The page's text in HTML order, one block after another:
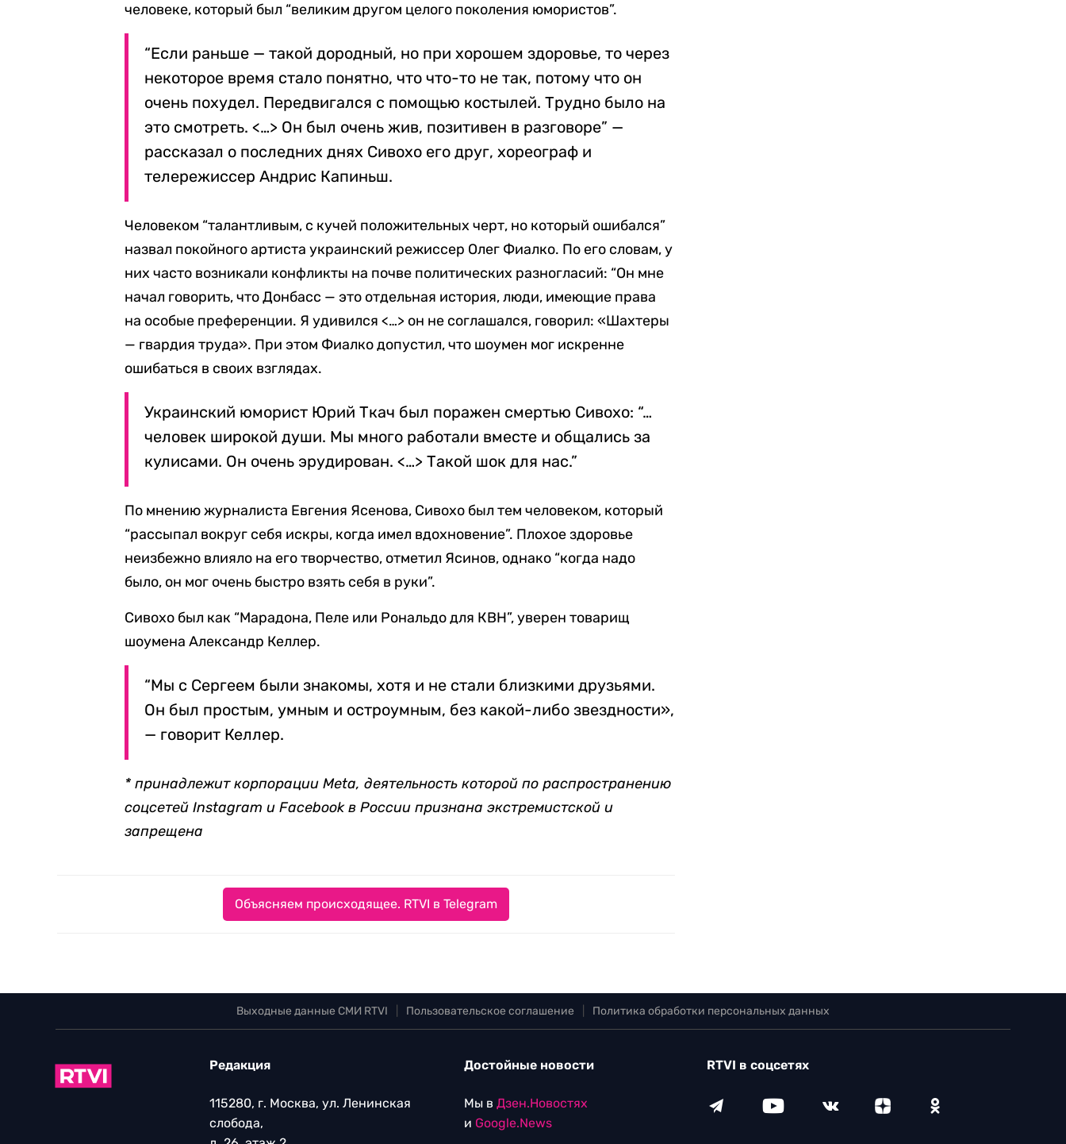
человеке, который был “великим другом целого поколения юмористов”.
“Если раньше — такой дородный, но при хорошем здоровье, то через
некоторое время стало понятно, что что-то не так, потому что он
очень похудел. Передвигался с помощью костылей. Трудно было на
это смотреть. <…> Он был очень жив, позитивен в разговоре” —
рассказал о последних днях Сивохо его друг, хореограф и
телережиссер Андрис Капиньш.
Человеком “талантливым, с кучей положительных черт, но который ошибался”
назвал покойного артиста украинский режиссер Олег Фиалко. По его словам, у
них часто возникали конфликты на почве политических разногласий: “Он мне
начал говорить, что Донбасс — это отдельная история, люди, имеющие права
на особые преференции. Я удивился <…> он не соглашался, говорил: «Шахтеры
— гвардия труда». При этом Фиалко допустил, что шоумен мог искренне
ошибаться в своих взглядах.
Украинский юморист Юрий Ткач был поражен смертью Сивохо: “…
человек широкой души. Мы много работали вместе и общались за
кулисами. Он очень эрудирован. <…> Такой шок для нас.”
По мнению журналиста Евгения Ясенова, Cивохо был тем человеком, который
“рассыпал вокруг себя искры, когда имел вдохновение”. Плохое здоровье
неизбежно влияло на его творчество, отметил Ясинов, однако “когда надо
было, он мог очень быстро взять себя в руки”.
Cивохо был как “Марадона, Пеле или Рональдо для КВН”, уверен товарищ
шоумена Александр Келлер.
“Мы с Сергеем были знакомы, хотя и не стали близкими друзьями.
Он был простым, умным и остроумным, без какой-либо звездности»,
— говорит Келлер.
* принадлежит корпорации Meta, деятельность которой по распространению
соцсетей Instagram и Facebook в России признана экстремистской и
запрещена
Объясняем происходящее. RTVI в Telegram
Выходные данные СМИ RTVI Пользовательское соглашение Политика обработки персональных данных
Редакция
115280, г. Москва, ул. Ленинская
слобода,
Достойные новости
Мы в Дзен.Новостях
и Google.News
RTVI в соцсетях